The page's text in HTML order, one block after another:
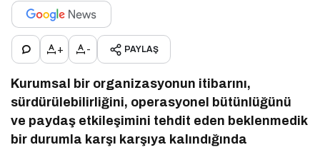
+ - PAYLAŞ
Kurumsal bir organizasyonun itibarını,
sürdürülebilirliğini, operasyonel bütünlüğünü
ve paydaş etkileşimini tehdit eden beklenmedik
bir durumla karşı karşıya kalındığında